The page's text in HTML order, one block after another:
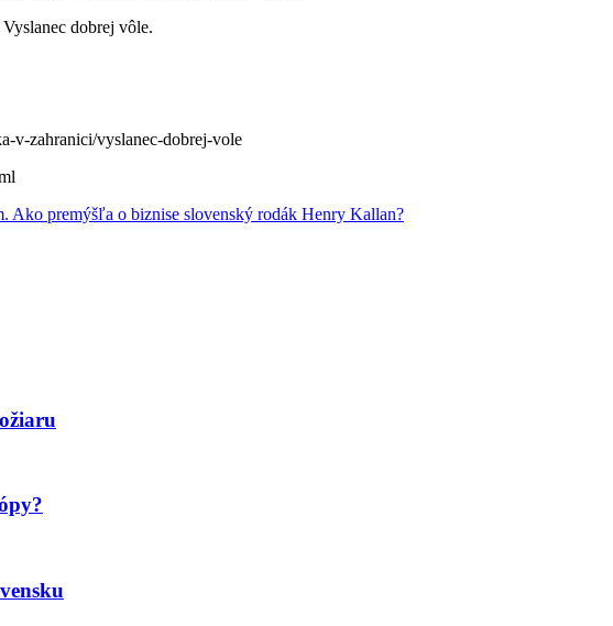
dobrej vôle.
v-zahranici/vyslanec-dobrej-vole
Ako premýšľa o biznise slovenský rodák Henry Kallan?